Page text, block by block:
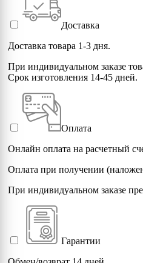
Доставка
Доставка товара 1-3 дня.
При индивидуальном заказе
Срок изготовления 14-45 дней.
Оплата
Онлайн оплата на расчетный
Оплата при получении
При индивидуальном заказе
Гарантии